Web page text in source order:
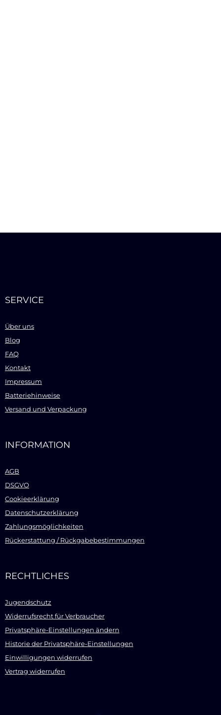
SERVICE
Über uns
Blog
FAQ
Kontakt
Impressum
Batteriehinweise
Versand und Verpackung
INFORMATION
AGB
DSGVO
Cookieerklärung
Datenschutzerklärung
Zahlungsmöglichkeiten
Rückerstattung / Rückgabebestimmungen
RECHTLICHES
Jugendschutz
Widerrufsrecht für Verbraucher
Privatsphäre-Einstellungen ändern
Historie der Privatsphäre-Einstellungen
Einwilligungen widerrufen
Vertrag widerrufen